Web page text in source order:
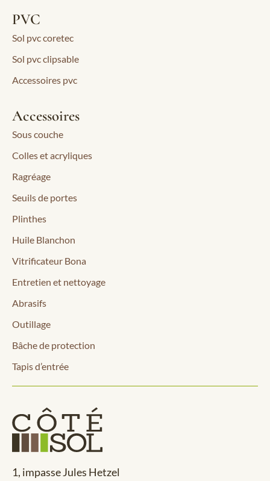
PVC
Sol pvc coretec
Sol pvc clipsable
Accessoires pvc
Accessoires
Sous couche
Colles et acryliques
Ragréage
Seuils de portes
Plinthes
Huile Blanchon
Vitrificateur Bona
Entretien et nettoyage
Abrasifs
Outillage
Bâche de protection
Tapis d’entrée
1, impasse Jules Hetzel